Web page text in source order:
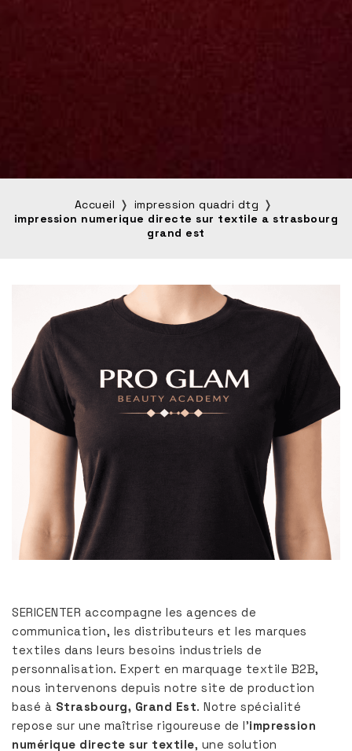
Accueil
impression quadri dtg
impression numerique directe sur textile a strasbourg
grand est
SERICENTER accompagne les agences de
communication, les distributeurs et les marques
textiles dans leurs besoins industriels de
personnalisation. Expert en marquage textile B2B,
nous intervenons depuis notre site de production
basé à Strasbourg, Grand Est. Notre spécialité
repose sur une maîtrise rigoureuse de l’impression
numérique directe sur textile, une solution